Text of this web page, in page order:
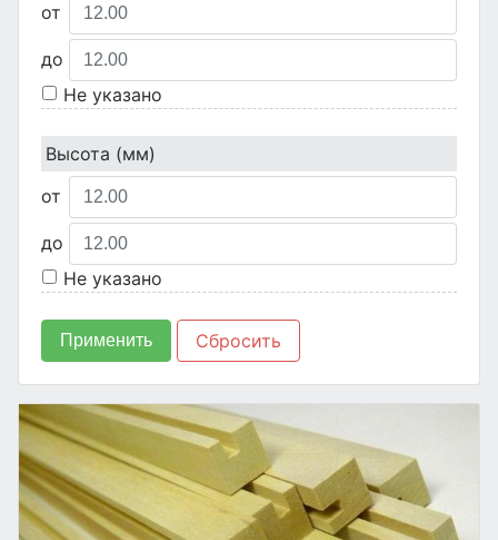
от
до
Не указано
Высота (мм)
от
до
Не указано
Применить Сбросить